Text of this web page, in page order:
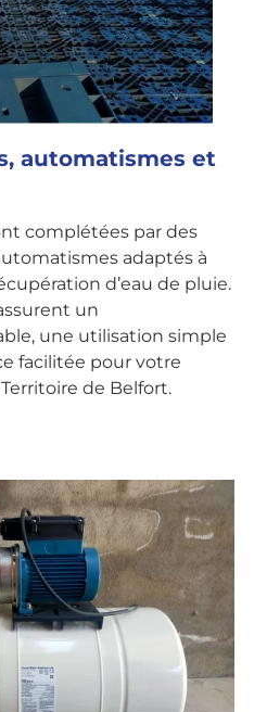
automatismes et
complétées par des
adaptés à
d’eau de pluie.
un
une utilisation simple
facilitée pour votre
de Belfort.